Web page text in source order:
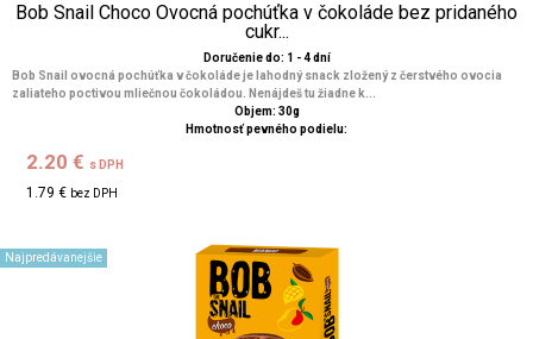
Bob Snail Choco Ovocná pochúťka v čokoláde bez pridaného
cukr...
Doručenie do: 1 - 4 dní
Bob Snail ovocná pochúťka v čokoláde je lahodný snack zložený z čerstvého ovocia
zaliateho poctivou mliečnou čokoládou. Nenájdeš tu žiadne k...
Objem: 30g
Hmotnosť pevného podielu:
2.20 € s DPH
1.79 € bez DPH
Najpredávanejšie